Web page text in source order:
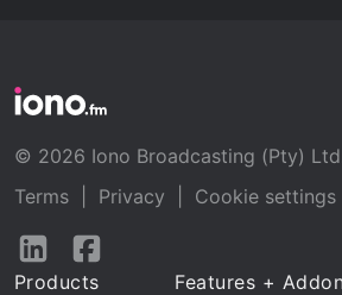
© 2026 Iono Broadcasting (Pty)
Terms
Privacy
Cookie settings
Follow
Products Features +